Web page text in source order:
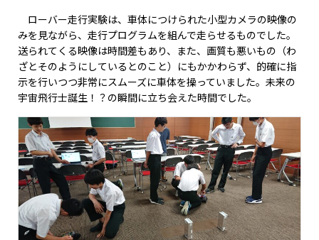
ローバー走行実験は、車体につけられた小型カメラの映像の
みを見ながら、走行プログラムを組んで走らせるものでした。
送られてくる映像は時間差もあり、また、画質も悪いもの（わ
ざとそのようにしているとのこと）にもかかわらず、的確に指
示を行いつつ非常にスムーズに車体を操っていました。未来の
宇宙飛行士誕生！？の瞬間に立ち会えた時間でした。